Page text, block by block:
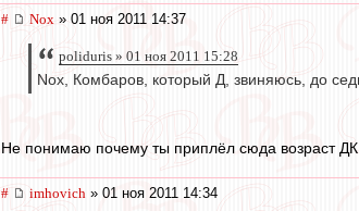
# Nox » 01 ноя 2011 14:37
poliduris » 01 ноя 2011 15:28
Nox, Комбаров, который Д, звиняюсь, до
Не понимаю почему ты приплёл сюда возраст
# imhovich » 01 ноя 2011 14:34